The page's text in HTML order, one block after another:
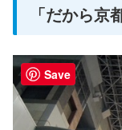
「だから京
Save